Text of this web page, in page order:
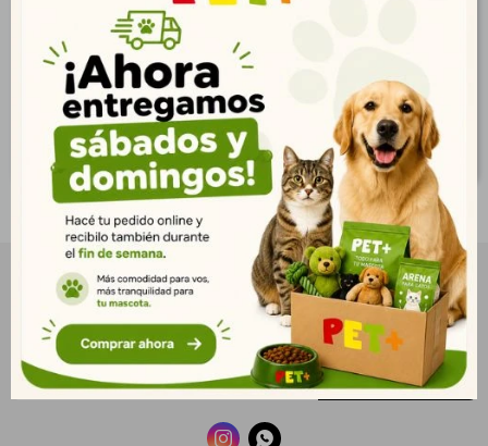
$ 242
$ 271 $ 406
NEWSLETTER
¡Suscribite y recibí todas nuestras novedades!
SUSCRIBIRME
 